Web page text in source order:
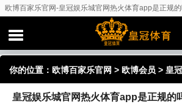
欧博百家乐官网-皇冠娱乐城官网热火体育app是正规
你的位置： 欧博百家乐官网 > 欧博会员 > 皇
app是正规的吗 | 科考游并非高门槛，有嗜好
皇冠娱乐城官网热火体育app是正规的